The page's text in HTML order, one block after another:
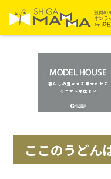
ここのうどん